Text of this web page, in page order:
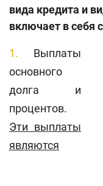
вида кредита и
включает в себя
Выплаты
основного
долга и
процентов.
Эти выплаты
являются